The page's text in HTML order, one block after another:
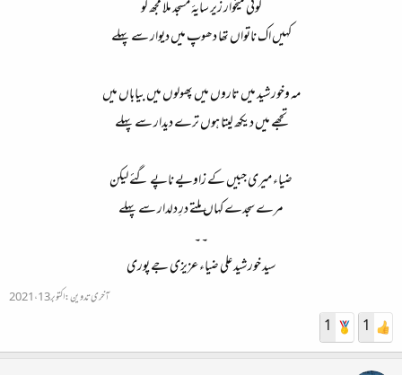
کوئی میخوار زیر سایۂ مسجد ملا مجھ کو
کہیں اک ناتواں تھا دھوپ میں دیوار سے پہلے
مہ وخورشید میں تاروں میں پھولوں میں بیاباں میں
تجھے میں دیکھ لیتا ہوں ترے دیدار سے پہلے
ضیاء میری جبیں کے زاویے ناپے گئے لیکن
مرے سجدے کہاں ملتے درِ دلدار سے پہلے
۔۔
سید خورشید علی ضیاء عزیزی جے پوری​
آخری تدوین:اکتوبر 13، 2021
1
1